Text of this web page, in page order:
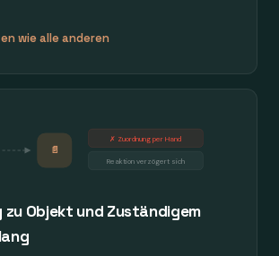
wie alle anderen
📄
✗ Zuordnung per Hand
Reaktion verzögert sich
zu Objekt und Zuständigem